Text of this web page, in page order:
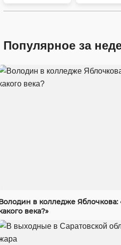
Популярное за
в колледже Яблочкова:
века?»